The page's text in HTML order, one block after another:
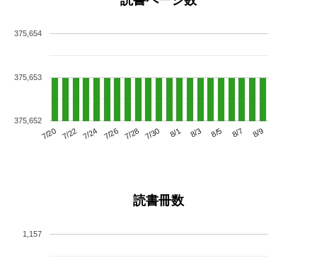
7/20 7/22 7/24 7/26 7/28 7/30 8/1 8/3 8/5 8/7 8/9
375,652
375,653
375,654
読書冊数
1,157